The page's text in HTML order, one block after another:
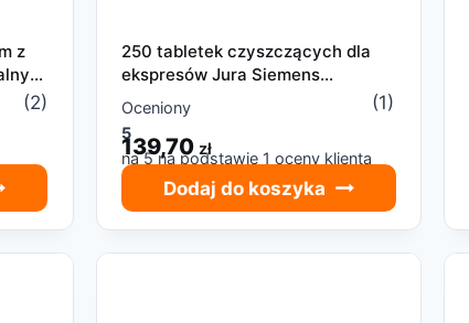
z
(2)
250 tabletek czyszczących dla
ekspresów Jura Siemens
DeLonghi Bosch
Oceniony
5
na 5 na podstawie 1 oceny klienta
(1)
139,70 zł
Dodaj do koszyka